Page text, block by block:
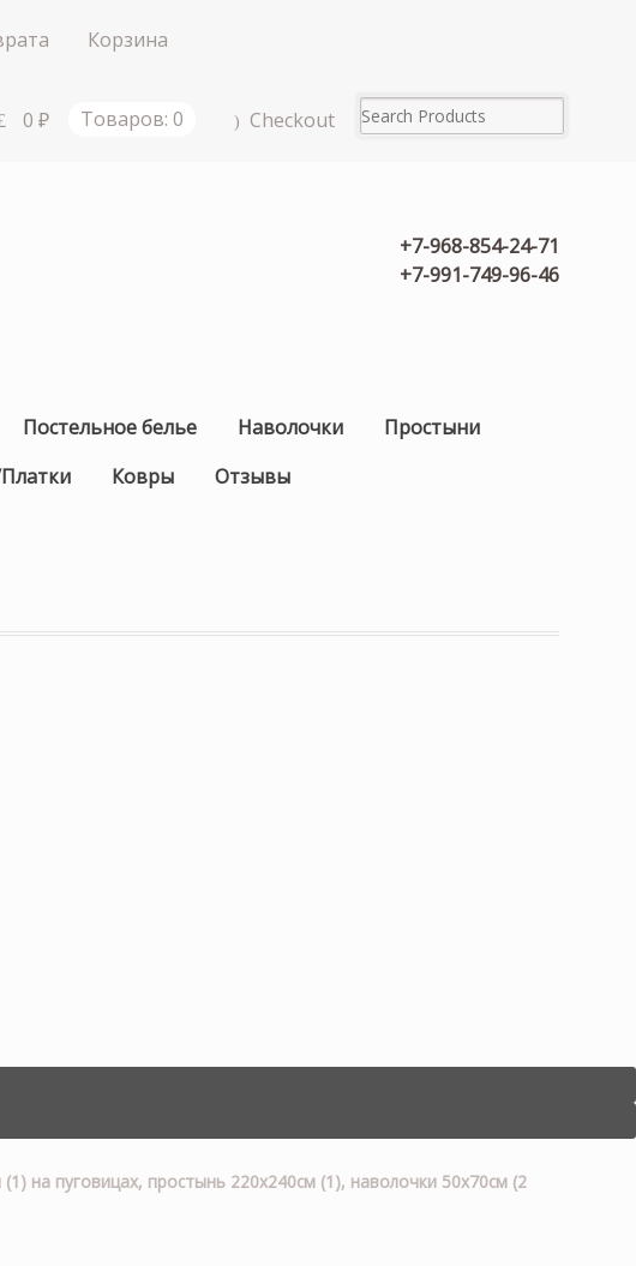
Корзина
0 ₽ Товаров: 0 Checkout
+7-968-854-24-71
+7-991-749-96-46
Постельное белье Наволочки
Простыни
Ковры
Отзывы
на пуговицах, простынь 220х240см (1), наволочки 50х70см (2